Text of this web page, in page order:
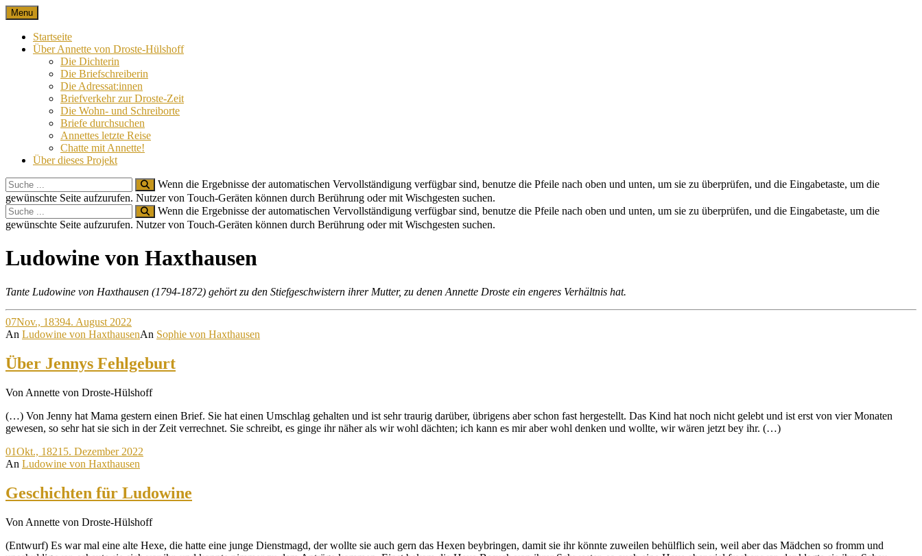
Skip
to
content
Nach 100 Jahren
Annette von Droste-Hülshoff in Briefen
Menu
Startseite
Über Annette von Droste-Hülshoff
Die Dichterin
Die Briefschreiberin
Die Adressat:innen
Briefverkehr zur Droste-Zeit
Die Wohn- und Schreiborte
Briefe durchsuchen
Annettes letzte Reise
Chatte mit Annette!
Über dieses Projekt
Search
for:
Wenn die Ergebnisse der automatischen Vervollständigung verfügbar sind, benutze die Pfeile nach oben und unten, um sie zu überprüfen, und die Eingabetaste, um die
gewünschte Seite aufzurufen. Nutzer von Touch-Geräten können durch Berührung oder mit Wischgesten suchen.
Search
for:
Wenn die Ergebnisse der automatischen Vervollständigung verfügbar sind, benutze die Pfeile nach oben und unten, um sie zu überprüfen, und die Eingabetaste, um die
gewünschte Seite aufzurufen. Nutzer von Touch-Geräten können durch Berührung oder mit Wischgesten suchen.
Site
Overlay
Ludowine von Haxthausen
Tante Ludowine von Haxthausen (1794-1872) gehört zu den Stiefgeschwistern ihrer Mutter, zu denen Annette Droste ein engeres Verhältnis hat.
07Nov., 18394. August 2022
An Ludowine von HaxthausenAn Sophie von Haxthausen
Über Jennys Fehlgeburt
Von Annette von Droste-Hülshoff
(…) Von Jenny hat Mama gestern einen Brief. Sie hat einen Umschlag gehalten und ist sehr traurig darüber, übrigens aber schon fast hergestellt. Das Kind hat noch nicht gelebt und ist erst von vier Monaten
gewesen, so sehr hat sie sich in der Zeit verrechnet. Sie schreibt, es ginge ihr näher als wir wohl dächten; ich kann es mir aber wohl denken und wollte, wir wären jetzt bey ihr. (…)
01Okt., 1821 5. Dezember 2022
An Ludowine von Haxthausen
Geschichten für Ludowine
Von Annette von Droste-Hülshoff
(Entwurf) Es war mal eine alte Hexe, die hatte eine junge Dienstmagd, der wollte sie auch gern das Hexen beybringen, damit sie ihr könnte zuweilen behülflich sein, weil aber das Mädchen so fromm und